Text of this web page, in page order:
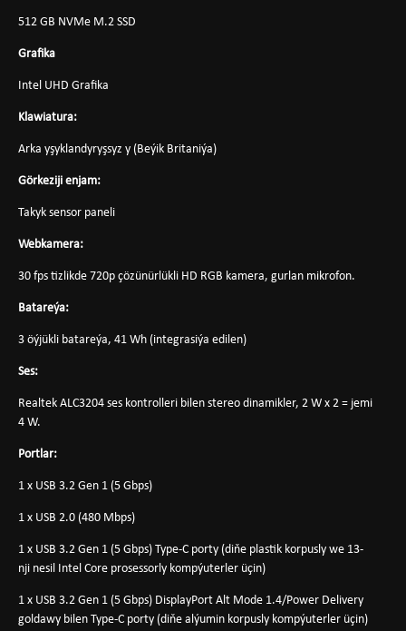
512 GB NVMe M.2 SSD
Grafika
Intel UHD Grafika
Klawiatura:
Arka yşyklandyryşsyz y (Beýik Britaniýa)
Görkeziji enjam:
Takyk sensor paneli
Webkamera:
30 fps tizlikde 720p çözünürlükli HD RGB kamera, gurlan mikrofon.
Batareýa:
3 öýjükli batareýa, 41 Wh (integrasiýa edilen)
Ses:
Realtek ALC3204 ses kontrolleri bilen stereo dinamikler, 2 W x 2 = jemi
4 W.
Portlar:
1 x USB 3.2 Gen 1 (5 Gbps)
1 x USB 2.0 (480 Mbps)
1 x USB 3.2 Gen 1 (5 Gbps) Type-C porty (diňe plastik korpusly we 13-
nji nesil Intel Core prosessorly kompýuterler üçin)
1 x USB 3.2 Gen 1 (5 Gbps) DisplayPort Alt Mode 1.4/Power Delivery
goldawy bilen Type-C porty (diňe alýumin korpusly kompýuterler üçin)